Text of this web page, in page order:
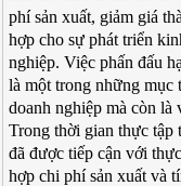
phí sản xuất, giảm giá
hợp cho sự phát triển
nghiệp. Việc phấn đấu
là một trong những mục
doanh nghiệp mà còn là
Trong thời gian thực
đã được tiếp cận với
hợp chi phí sản xuất và